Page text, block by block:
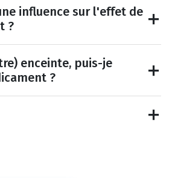
influence sur l'effet de
?
enceinte, puis-je
?